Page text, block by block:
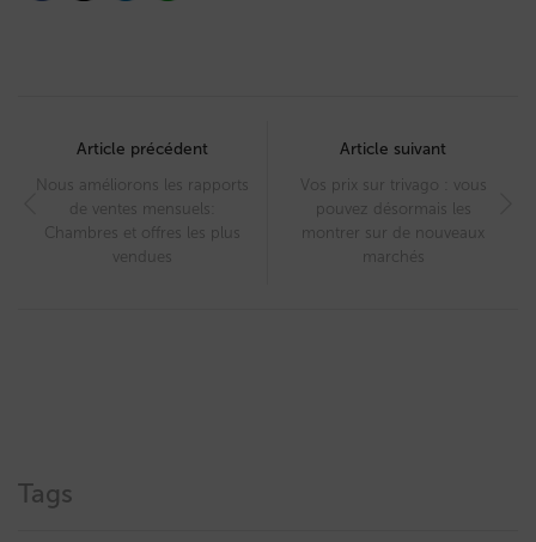
navigation
Article précédent
Nous améliorons les rapports
de ventes mensuels:
Chambres et offres les plus
vendues
Article suivant
Vos prix sur trivago : vous
pouvez désormais les
montrer sur de nouveaux
marchés
Tags